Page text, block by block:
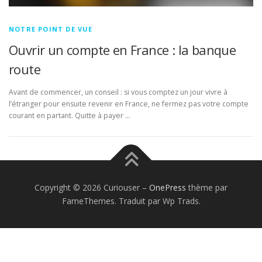
NOTRE POINT DE VUE
Ouvrir un compte en France : la banque
route
Avant de commencer, un conseil : si vous comptez un jour vivre à
l’étranger pour ensuite revenir en France, ne fermez pas votre compte
courant en partant. Quitte à payer …
Copyright © 2026 Curiouser – OnePress thème par
FameThemes. Traduit par Wp Trads.